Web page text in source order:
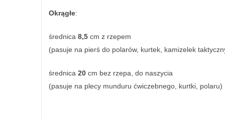
Okrągłe:
średnica 8,5 cm z rzepem
(pasuje na pierś do polarów, kurtek, kamizelek
średnica 20 cm bez rzepa, do naszycia
(pasuje na plecy munduru ćwiczebnego, kurtki, polaru)